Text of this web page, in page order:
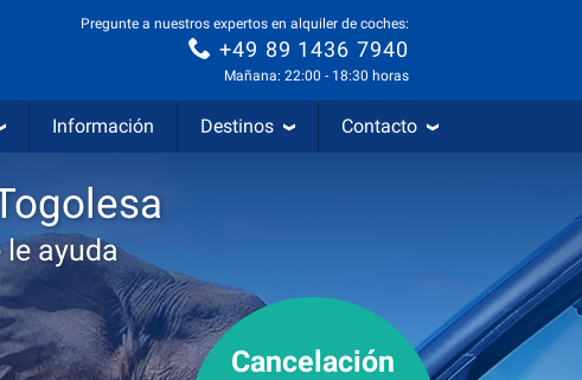
Pregunte a nuestros expertos en alquiler de coches:
+49 89 1436 7940
Mañana: 22:00 - 18:30 horas
Información Destinos Contacto
ayuda
Cancelación